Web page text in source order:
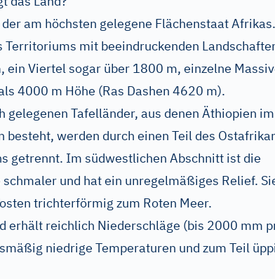
am höchsten gelegene Flächenstaat
Territoriums mit beeindruckenden
ein Viertel sogar über 1800 m, einzelne
4000 m Höhe (Ras Dashen 4620 m).
gelegenen Tafelländer, aus denen Äthiopien im
besteht, werden durch einen Teil des
getrennt. Im südwestlichen Abschnitt ist die
schmaler und hat ein unregelmäßiges Relief.
trichterförmig zum Roten Meer.
erhält reichlich Niederschläge (bis 2000 mm
niedrige Temperaturen und zum Teil